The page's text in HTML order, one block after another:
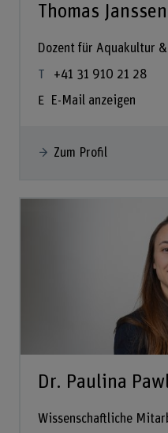
Thomas
Dozent für Aquakultur
+41 31 910 21 28
E-Mail anzeigen
Zum Profil
Dr. Paulina
Wissenschaftliche